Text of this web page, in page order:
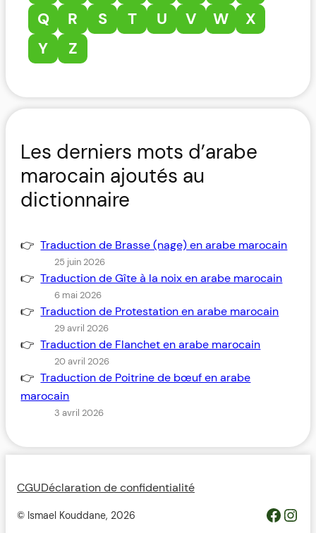
Q
R S T U V W
X
Y
Z
Les derniers mots d’arabe
marocain ajoutés au
dictionnaire
Traduction de Brasse (nage) en arabe marocain
25 juin 2026
Traduction de Gîte à la noix en arabe marocain
6 mai 2026
Traduction de Protestation en arabe marocain
29 avril 2026
Traduction de Flanchet en arabe marocain
20 avril 2026
Traduction de Poitrine de bœuf en arabe
marocain
3 avril 2026
CGUDéclaration de confidentialité
© Ismael Kouddane, 2026 https://www.facebook.com/profile.php?id=100093685364119&__cft__[0]=AZWovLDTUsZGvQikhreHbQlM2wwUJXYZcMIQqUCyjo4QRRB9L4ThlW7gKbCbGuz9_6H_Y_jmfsuYI_nC2pEyGg8Z46ODdeAqO0_3dJH3dIcJTw&__tn__=-UC%2CP-R